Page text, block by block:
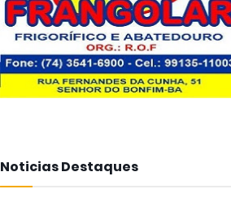
Noticias Destaques